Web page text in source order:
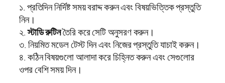
১. প্রতিদিন নির্দিষ্ট সময় বরাদ্দ করুন এবং বিষয়ভিত্তিক প্রস্তুতি
নিন।
২.স্টাডি রুটিনতৈরি করে সেটি অনুসরণ করুন।
৩. নিয়মিত মডেল টেস্ট দিন এবং নিজের প্রস্তুতি যাচাই করুন।
৪. কঠিন বিষয়গুলো আলাদা করে চিহ্নিত করুন এবং সেগুলোর
ওপর বেশি সময় দিন।